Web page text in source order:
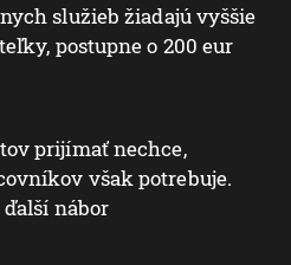
služieb žiadajú vyššie
postupne o 200 eur
prijímať nechce,
však potrebuje.
nábor